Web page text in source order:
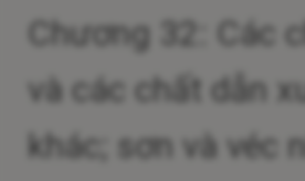
Chương 32: Các
và các chất dẫn
khác; sơn và véc